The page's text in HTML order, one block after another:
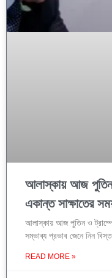
আলাস্কায় আজ
একান্ত সাক্ষাতের
আলাস্কায় আজ পুতিন ও
সম্ভাব্য প্রভাব জেনে নিন
READ MORE »